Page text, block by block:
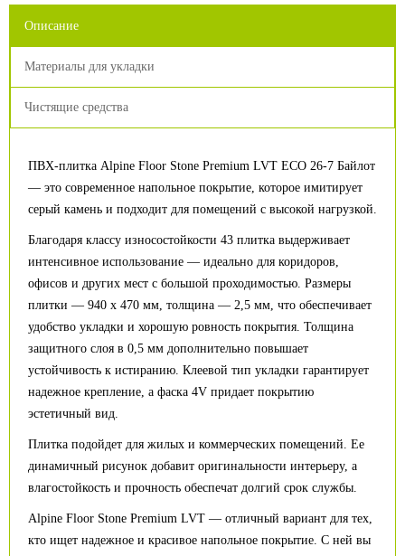
Описание
Материалы для укладки
Чистящие средства
ПВХ-плитка Alpine Floor Stone Premium LVT ECO 26-7 Байлот
— это современное напольное покрытие, которое имитирует
серый камень и подходит для помещений с высокой нагрузкой.
Благодаря классу износостойкости 43 плитка выдерживает
интенсивное использование — идеально для коридоров,
офисов и других мест с большой проходимостью. Размеры
плитки — 940 х 470 мм, толщина — 2,5 мм, что обеспечивает
удобство укладки и хорошую ровность покрытия. Толщина
защитного слоя в 0,5 мм дополнительно повышает
устойчивость к истиранию. Клеевой тип укладки гарантирует
надежное крепление, а фаска 4V придает покрытию
эстетичный вид.
Плитка подойдет для жилых и коммерческих помещений. Ее
динамичный рисунок добавит оригинальности интерьеру, а
влагостойкость и прочность обеспечат долгий срок службы.
Alpine Floor Stone Premium LVT — отличный вариант для тех,
кто ищет надежное и красивое напольное покрытие. С ней вы